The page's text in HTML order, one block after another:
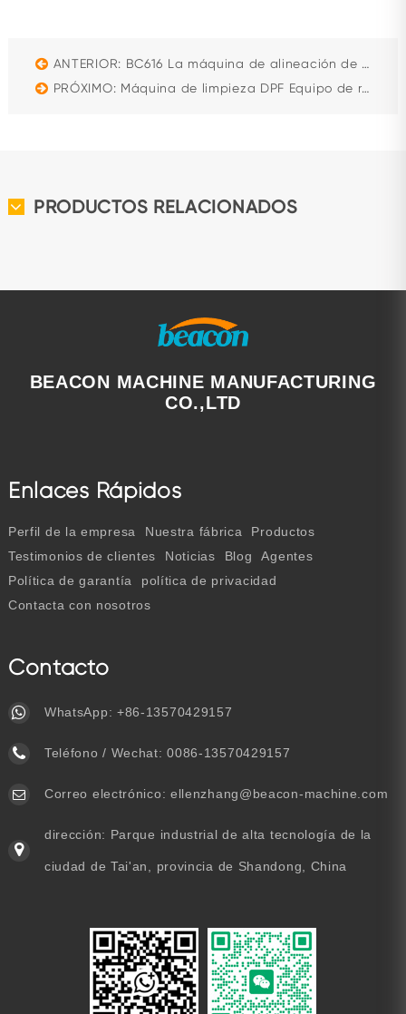
ANTERIOR: BC616 La máquina de alineación de ruedas para camiones de diseño más nuevo
PRÓXIMO: Máquina de limpieza DPF Equipo de regeneración DPF-RGB con función de recolección de polvo de purga y posprocesamiento Banco de pruebas
PRODUCTOS RELACIONADOS
BEACON MACHINE MANUFACTURING
CO.,LTD
Enlaces Rápidos
Perfil de la empresa Nuestra fábrica
Productos
Testimonios de clientes
Noticias Blog
Agentes
Política de garantía
política de privacidad
Contacta con nosotros
Contacto
WhatsApp: +86-13570429157
Teléfono / Wechat:0086-13570429157
Correo electrónico: ellenzhang@beacon-machine.com
dirección: Parque industrial de alta tecnología de la
ciudad de Tai'an, provincia de Shandong, China